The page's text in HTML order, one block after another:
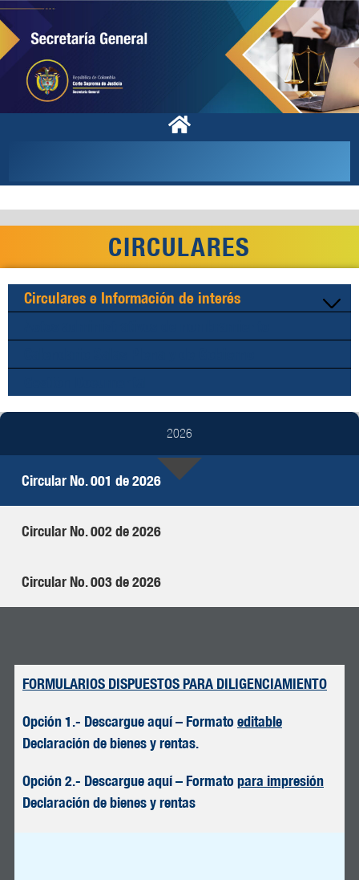
CIRCULARES
Circulares e Información de interés
2026
Circular No. 001 de 2026
Circular No. 002 de 2026
Circular No. 003 de 2026
FORMULARIOS DISPUESTOS PARA DILIGENCIAMIENTO
Opción 1.- Descargue aquí – Formatoeditable
Declaración de bienes y rentas.
Opción 2.- Descargue aquí – Formatopara impresión
Declaración de bienes y rentas